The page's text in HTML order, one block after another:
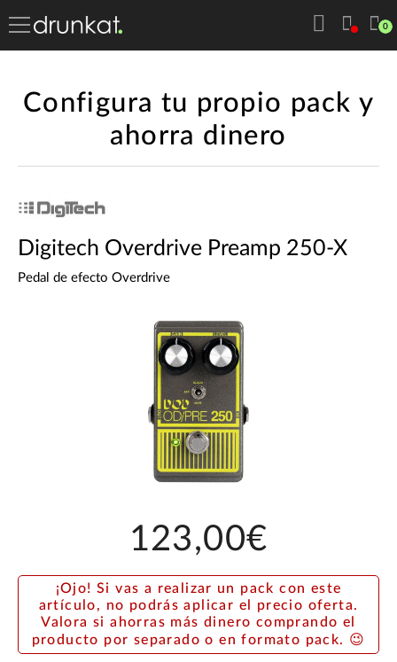
0
Configura tu propio pack y
ahorra dinero
Digitech Overdrive Preamp 250-X
Pedal de efecto Overdrive
123,00€
¡Ojo! Si vas a realizar un pack con este
artículo, no podrás aplicar el precio oferta.
Valora si ahorras más dinero comprando el
producto por separado o en formato pack. 😉